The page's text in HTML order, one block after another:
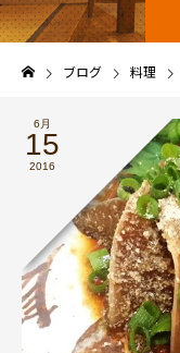
ブログ 料理
6月
15
2016